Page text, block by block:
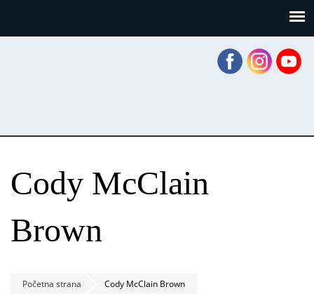
Cody McClain
Brown
Početna strana Cody McClain Brown